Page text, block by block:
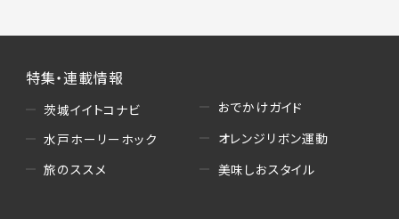
特集・連載情報
茨城イイトコナビ
水戸ホーリーホック
旅のススメ
おでかけガイド
オレンジリボン運動
美味しおスタイル